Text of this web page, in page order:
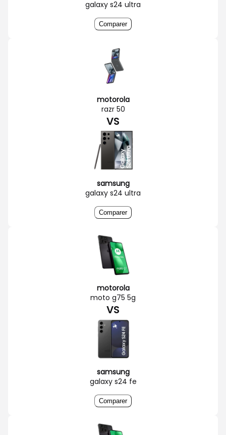
galaxy s24 ultra
Comparer
motorola
razr 50
VS
samsung
galaxy s24 ultra
Comparer
motorola
moto g75 5g
VS
samsung
galaxy s24 fe
Comparer